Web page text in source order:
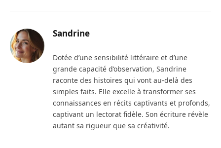
Sandrine
Dotée d’une sensibilité littéraire et d’une
grande capacité d’observation, Sandrine
raconte des histoires qui vont au-delà des
simples faits. Elle excelle à transformer ses
connaissances en récits captivants et profonds,
captivant un lectorat fidèle. Son écriture révèle
autant sa rigueur que sa créativité.